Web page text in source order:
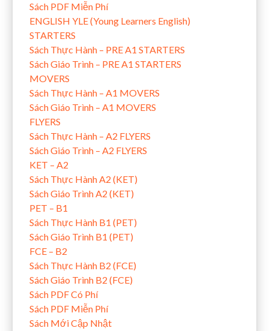
Sách PDF Miễn Phí
ENGLISH YLE (Young Learners English)
STARTERS
Sách Thực Hành – PRE A1 STARTERS
Sách Giáo Trình – PRE A1 STARTERS
MOVERS
Sách Thực Hành – A1 MOVERS
Sách Giáo Trình – A1 MOVERS
FLYERS
Sách Thực Hành – A2 FLYERS
Sách Giáo Trình – A2 FLYERS
KET – A2
Sách Thực Hành A2 (KET)
Sách Giáo Trình A2 (KET)
PET – B1
Sách Thực Hành B1 (PET)
Sách Giáo Trình B1 (PET)
FCE – B2
Sách Thực Hành B2 (FCE)
Sách Giáo Trình B2 (FCE)
Sách PDF Có Phí
Sách PDF Miễn Phí
Sách Mới Cập Nhật